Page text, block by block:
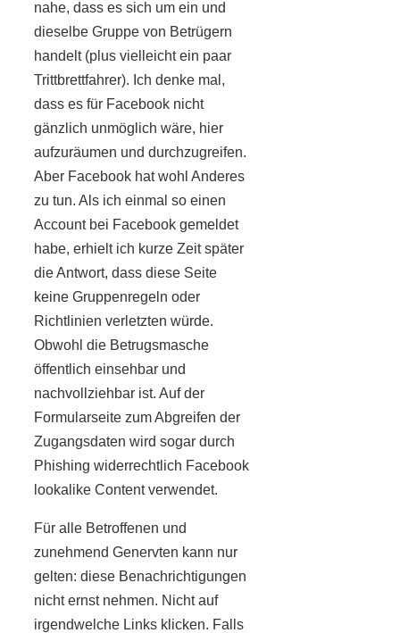
nahe, dass es sich um ein und
dieselbe Gruppe von Betrügern
handelt (plus vielleicht ein paar
Trittbrettfahrer). Ich denke mal,
dass es für Facebook nicht
gänzlich unmöglich wäre, hier
aufzuräumen und durchzugreifen.
Aber Facebook hat wohl Anderes
zu tun. Als ich einmal so einen
Account bei Facebook gemeldet
habe, erhielt ich kurze Zeit später
die Antwort, dass diese Seite
keine Gruppenregeln oder
Richtlinien verletzten würde.
Obwohl die Betrugsmasche
öffentlich einsehbar und
nachvollziehbar ist. Auf der
Formularseite zum Abgreifen der
Zugangsdaten wird sogar durch
Phishing widerrechtlich Facebook
lookalike Content verwendet.
Für alle Betroffenen und
zunehmend Genervten kann nur
gelten: diese Benachrichtigungen
nicht ernst nehmen. Nicht auf
irgendwelche Links klicken. Falls